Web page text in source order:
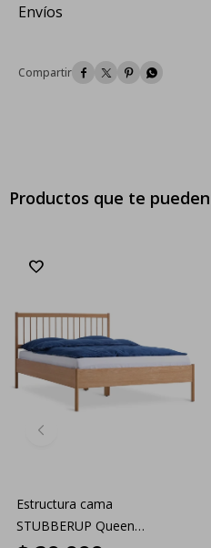
Envíos
   
Productos que te
Estructura cama
STUBBERUP Queen